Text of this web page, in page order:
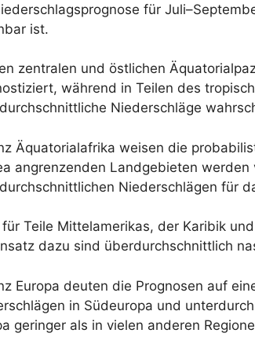
für
ist.
zentralen und östlichen
während in Teilen des
Niederschläge
Äquatorialafrika weisen die
angrenzenden Landgebieten
Niederschlägen für
Teile Mittelamerikas, der Karibik
dazu sind überdurchschnittlich
Europa deuten die Prognosen auf
in Südeuropa und
geringer als in vielen anderen